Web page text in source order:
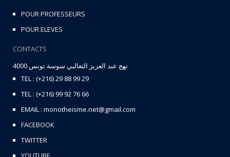
POUR PROFESSEURS
POUR ELEVES
CONTACTS
نهج عبد العزيز الثعالبي سوسة تونس 4000
TEL : (+216) 29 88 99 29
TEL : (+216) 99 92 76 66
EMAIL : monotheisme.net@gmail.com
FACEBOOK
TWITTER